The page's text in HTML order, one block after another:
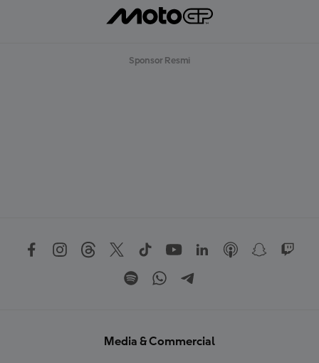
Sponsor Resmi
Media & Commercial